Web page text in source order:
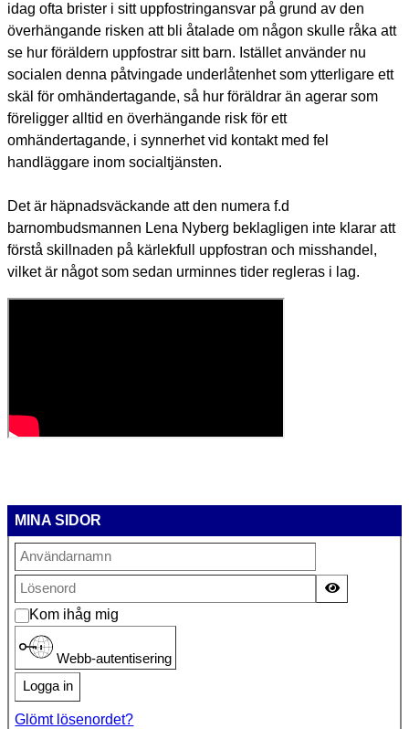
idag ofta brister i sitt uppfostringansvar på grund av den
överhängande risken att bli åtalade om någon skulle råka att
se hur föräldern uppfostrar sitt barn. Istället använder nu
socialen denna påtvingade underlåtenhet som ytterligare ett
skäl för omhändertagande, så hur föräldrar än agerar som
föreligger alltid en överhängande risk för ett
omhändertagande, i synnerhet vid kontakt med fel
handläggare inom socialtjänsten.
Det är häpnadsväckande att den numera f.d
barnombudsmannen Lena Nyberg beklagligen inte klarar att
förstå skillnaden på kärlekfull uppfostran och misshandel,
vilket är något som sedan urminnes tider regleras i lag.
MINA SIDOR
Kom ihåg mig
Webb-autentisering
Logga in
Glömt lösenordet?